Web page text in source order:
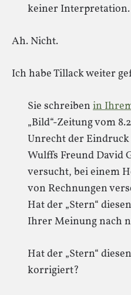
keiner Interpretation.
Ah. Nicht.
Ich habe Tillack weiter
Sie schreiben in
„Bild“-Zeitung vom
Unrecht der
Wulffs Freund David
versucht, bei einem
von Rechnungen
Hat der „Stern“
Ihrer Meinung nach
Hat der „Stern“
korrigiert?